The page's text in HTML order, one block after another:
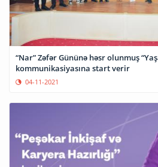
“Nar” Zəfər Gününə həsr olunmuş
kommunikasiyasına start verir
04-11-2021